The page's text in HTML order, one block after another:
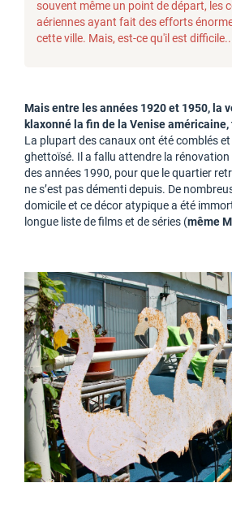
souvent même un point de départ, les
aériennes ayant fait des efforts
cette ville. Mais, est-ce qu'il est
Mais entre les années 1920 et 1950, la
klaxonné la fin de la Venise américaine,
La plupart des canaux ont été comblés et
ghettoïsé. Il a fallu attendre la
des années 1990, pour que le quartier
ne s’est pas démenti depuis. De
domicile et ce décor atypique a été
longue liste de films et de séries (même